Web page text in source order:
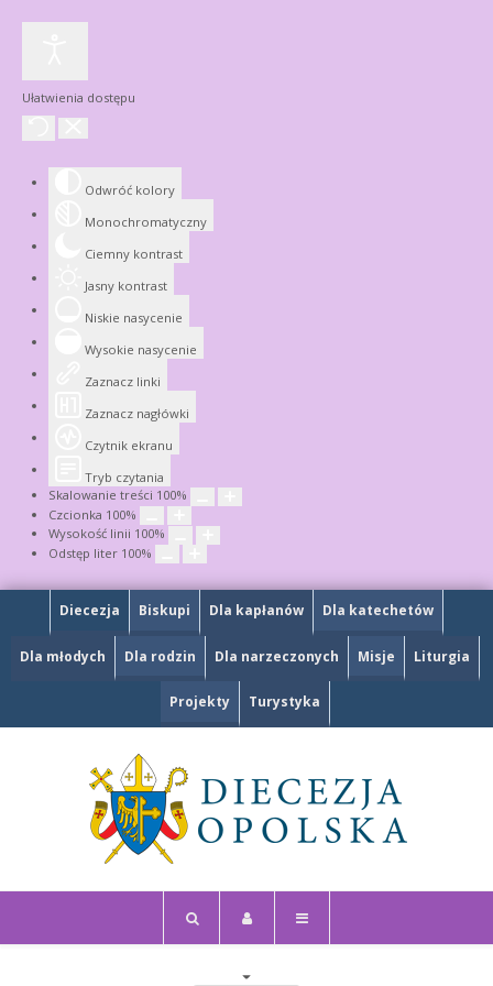
Ułatwienia dostępu
Odwróć kolory
Monochromatyczny
Ciemny kontrast
Jasny kontrast
Niskie nasycenie
Wysokie nasycenie
Zaznacz linki
Zaznacz nagłówki
Czytnik ekranu
Tryb czytania
Skalowanie treści 100%
Czcionka 100%
Wysokość linii 100%
Odstęp liter 100%
Diecezja Biskupi Dla kapłanów Dla katechetów
Dla młodych Dla rodzin Dla narzeczonych Misje Liturgia
Projekty Turystyka